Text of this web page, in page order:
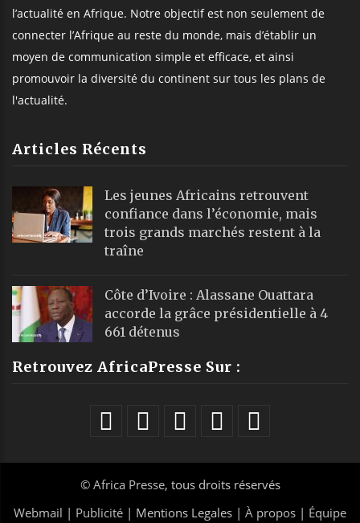
l’actualité en Afrique. Notre objectif est non seulement de
connecter l’Afrique au reste du monde, mais d’établir un
moyen de communication simple et efficace, et ainsi
promouvoir la diversité du continent sur tous les plans de
l'actualité.
Articles Récents
Les jeunes Africains retrouvent
confiance dans l’économie, mais
trois grands marchés restent à la
traîne
Côte d’Ivoire : Alassane Ouattara
accorde la grâce présidentielle à 4
661 détenus
Retrouvez AfricaPresse Sur :
© Africa Presse, tous droits réservés
Webmail | Publicité | Mentions Legales | À propos | Équipe